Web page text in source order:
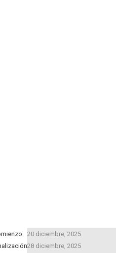
20 diciembre, 2025
28 diciembre, 2025